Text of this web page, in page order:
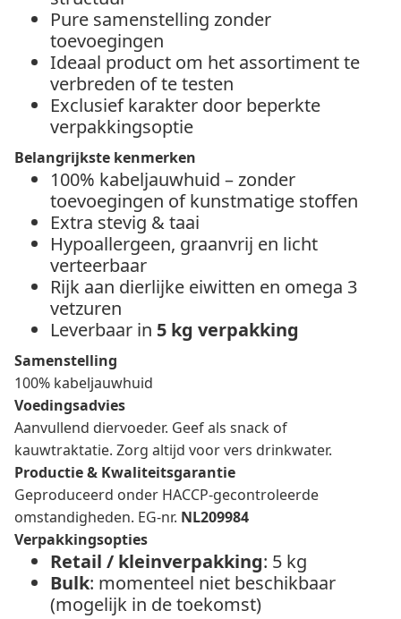
Pure samenstelling zonder
toevoegingen
Ideaal product om het assortiment te
verbreden of te testen
Exclusief karakter door beperkte
verpakkingsoptie
Belangrijkste kenmerken
100% kabeljauwhuid – zonder
toevoegingen of kunstmatige stoffen
Extra stevig & taai
Hypoallergeen, graanvrij en licht
verteerbaar
Rijk aan dierlijke eiwitten en omega 3
vetzuren
Leverbaar in 5 kg verpakking
Samenstelling
100% kabeljauwhuid
Voedingsadvies
Aanvullend diervoeder. Geef als snack of
kauwtraktatie. Zorg altijd voor vers drinkwater.
Productie & Kwaliteitsgarantie
Geproduceerd onder HACCP-gecontroleerde
omstandigheden. EG-nr. NL209984
Verpakkingsopties
Retail / kleinverpakking: 5 kg
Bulk: momenteel niet beschikbaar
(mogelijk in de toekomst)